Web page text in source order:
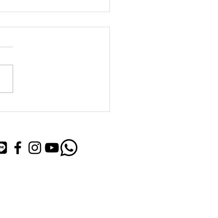
4
東広島近辺は、災害レベ
。